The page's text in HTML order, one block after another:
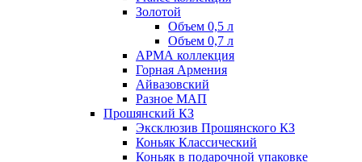
Золотой
Объем 0,5 л
Объем 0,7 л
АРМА коллекция
Горная Армения
Айвазовский
Разное МАП
Прошянский КЗ
Эксклюзив Прошянского КЗ
Коньяк Классический
Коньяк в подарочной упаковке